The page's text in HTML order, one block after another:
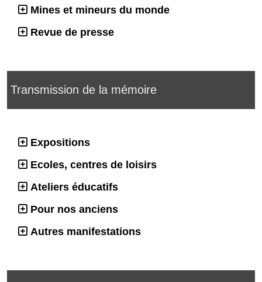
Mines et mineurs du monde
Revue de presse
Transmission de la mémoire
Expositions
Ecoles, centres de loisirs
Ateliers éducatifs
Pour nos anciens
Autres manifestations